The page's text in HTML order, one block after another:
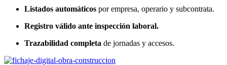
Listados automáticos por empresa, operario y subcontrata.
Registro válido ante inspección laboral.
Trazabilidad completa de jornadas y accesos.